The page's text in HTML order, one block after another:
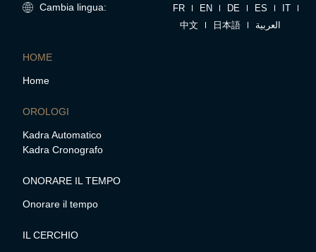
Cambia lingua: FR EN DE ES
IT
中文
日本語 العربية
HOME
Home
OROLOGI
Kadra Automatico
Kadra Cronografo
ONORARE IL TEMPO
Onorare il tempo
IL CERCHIO